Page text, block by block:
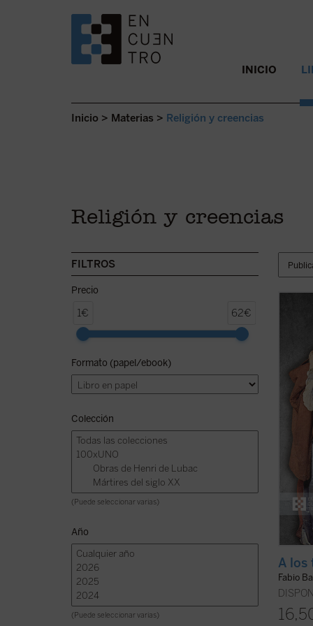
SALTAR AL CONTENIDO. INICIO
Inicio > Materias > Religión y creencias
Religión y creencias
FILTROS
Precio
1€ 62€
Formato (papel/ebook)
Colección
(Puede seleccionar varias)
Año
(Puede seleccionar varias)
En el
libro
a la
A los
Fabio